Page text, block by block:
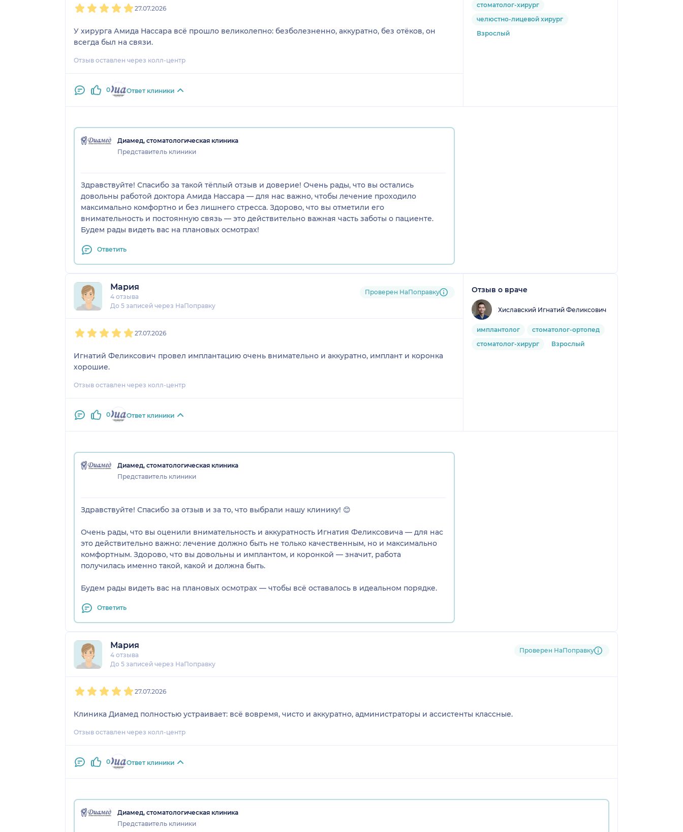
27.07.2026
У хирурга Амида Нассара всё прошло великолепно: безболезненно, аккуратно, без отёков, он
всегда был на связи.
Отзыв оставлен через колл-центр
0 Ответ клиники
стоматолог-хирург
челюстно-лицевой хирург
Взрослый
Диамед, стоматологическая клиника
Представитель клиники
Здравствуйте! Спасибо за такой тёплый отзыв и доверие! Очень рады, что вы остались
довольны работой доктора Амида Нассара — для нас важно, чтобы лечение проходило
максимально комфортно и без лишнего стресса. Здорово, что вы отметили его
внимательность и постоянную связь — это действительно важная часть заботы о пациенте.
Будем рады видеть вас на плановых осмотрах!
Ответить
Мария
4 отзыва
До 5 записей через НаПоправку
Проверен НаПоправку
27.07.2026
Игнатий Феликсович провел имплантацию очень внимательно и аккуратно, имплант и коронка
хорошие.
Отзыв оставлен через колл-центр
0 Ответ клиники
Отзыв о враче
Хиславский Игнатий Феликсович
имплантолог
стоматолог-ортопед
стоматолог-хирург
Взрослый
Диамед, стоматологическая клиника
Представитель клиники
Здравствуйте! Спасибо за отзыв и за то, что выбрали нашу клинику! 😊
Очень рады, что вы оценили внимательность и аккуратность Игнатия Феликсовича — для нас
это действительно важно: лечение должно быть не только качественным, но и максимально
комфортным. Здорово, что вы довольны и имплантом, и коронкой — значит, работа
получилась именно такой, какой и должна быть.
Будем рады видеть вас на плановых осмотрах — чтобы всё оставалось в идеальном порядке.
Ответить
Мария
4 отзыва
До 5 записей через НаПоправку
Проверен НаПоправку
27.07.2026
Клиника Диамед полностью устраивает: всё вовремя, чисто и аккуратно, администраторы и ассистенты классные.
Отзыв оставлен через колл-центр
0 Ответ клиники
Диамед, стоматологическая клиника
Представитель клиники